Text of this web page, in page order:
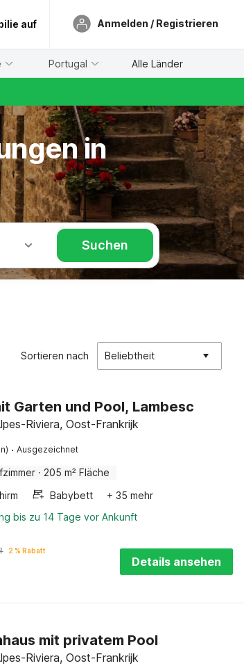
auf Anmelden / Registrieren
Portugal Alle Länder
in
Suchen
Sortieren nach Beliebtheit
Garten und Pool, Lambesc
Riviera, Oost-Frankrijk
· Ausgezeichnet
· 205 m² Fläche
Babybett
+ 35 mehr
bis zu 14 Tage vor Ankunft
2 % Rabatt
Details ansehen
mit privatem Pool
Riviera, Oost-Frankrijk